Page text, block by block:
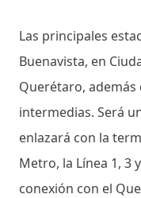
Las principales
Buenavista, en
Querétaro,
intermedias. Será
enlazará con la
Metro, la Línea 1, 3
conexión con el